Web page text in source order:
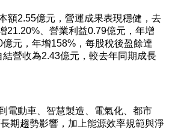
額2.55億元，營運成果表現穩健，去
21.20%、營業利益0.79億元，年增
元，年增158%，每股稅後盈餘達
營收為2.43億元，較去年同期成長
電動車、智慧製造、電氣化、都市
期趨勢影響，加上能源效率規範與淨